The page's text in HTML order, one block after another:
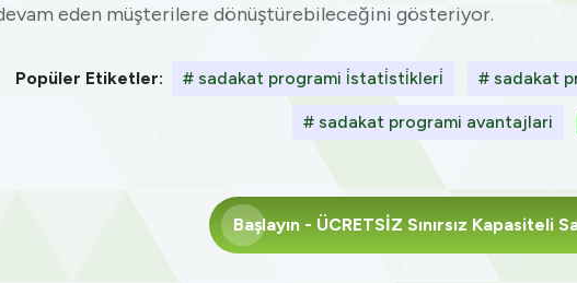
eden müşterilere dönüştürebileceğini gösteriyor.
Popüler Etiketler: # sadakat programi i̇stati̇sti̇kleri̇ # sadakat
# sadakat programi avantajlari
Başlayın- ÜCRETSİZ Sınırsız Kapasiteli